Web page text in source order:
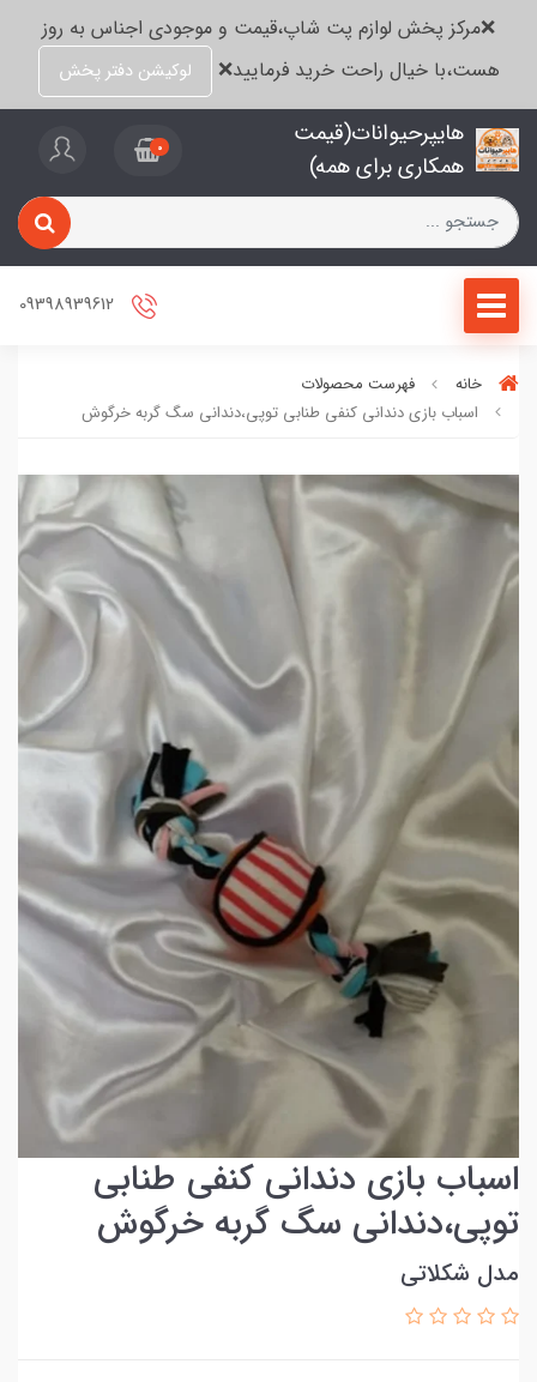
❌مرکز پخش لوازم پت شاپ،قیمت و موجودی اجناس به روز
هست،با خیال راحت خرید فرمایید❌
لوکیشن دفتر پخش
هایپرحیوانات(قیمت
همکاری برای همه)
0
خانه
فهرست محصولات
اسباب بازی دندانی کنفی طنابی توپی،دندانی سگ گربه خرگوش
اسباب بازی دندانی کنفی طنابی
توپی،دندانی سگ گربه خرگوش
مدل شکلاتی